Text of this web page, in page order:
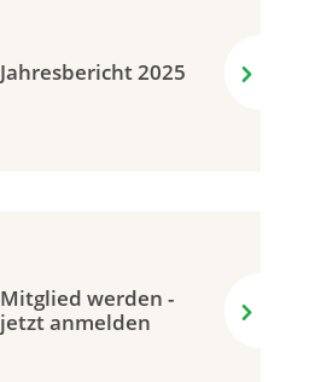
Jahresbericht 2025
Mitglied werden -
jetzt anmelden